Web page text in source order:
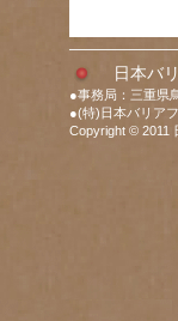
日本バ
●事務局：三重県
●(特)日本バリア
Copyright © 2011